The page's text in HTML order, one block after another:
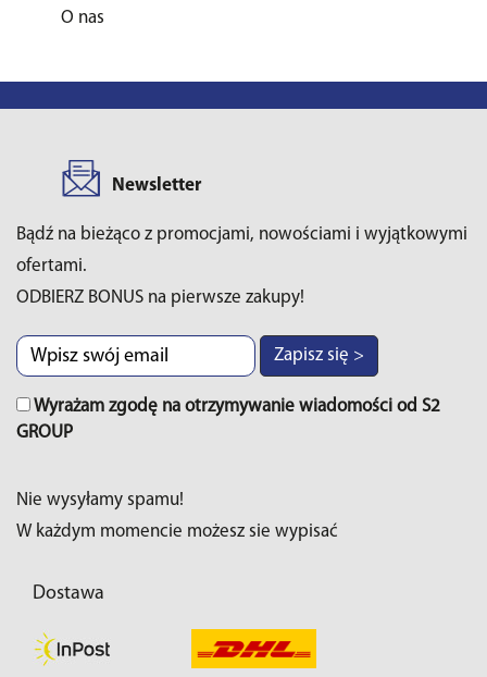
O nas
Newsletter
Bądź na bieżąco z promocjami, nowościami i wyjątkowymi
ofertami.
ODBIERZ BONUS na pierwsze zakupy!
Zapisz się >
Wyrażam zgodę na otrzymywanie wiadomości od S2
GROUP
Nie wysyłamy spamu!
W każdym momencie możesz sie wypisać
Dostawa